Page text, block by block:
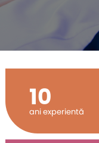
10
ani experientă